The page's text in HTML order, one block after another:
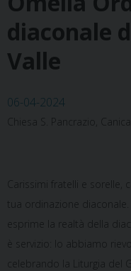
diaconale
Valle
06-04-2024
Chiesa S. Pancrazio,
Carissimi fratelli e
tua ordinazione diaconale.
esprime la realtà della
è servizio: lo abbiamo
celebrando la Liturgia del